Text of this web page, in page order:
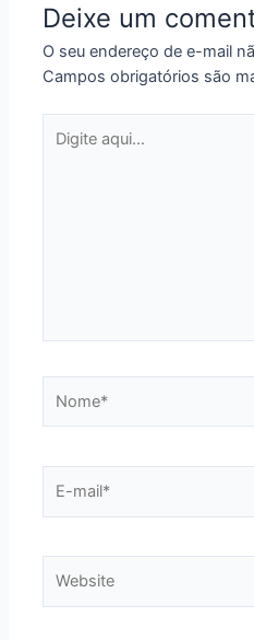
Deixe um
O seu endereço de e-mail
Campos obrigatórios são
aqui...
mail*